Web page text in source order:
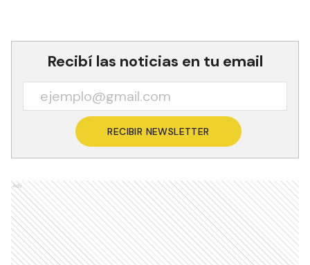
Recibí las noticias en tu email
RECIBIR NEWSLETTER
Ads